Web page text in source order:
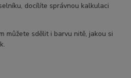
docílíte správnou kalkulaci
můžete sdělit i barvu nitě, jakou si